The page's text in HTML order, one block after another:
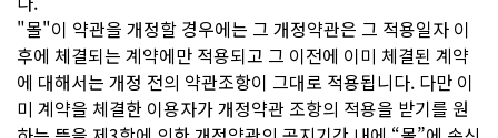
"몰"이 약관을 개정할 경우에는 그 개정약관은 그 적용일자 이
후에 체결되는 계약에만 적용되고 그 이전에 이미 체결된 계약
에 대해서는 개정 전의 약관조항이 그대로 적용됩니다. 다만 이
미 계약을 체결한 이용자가 개정약관 조항의 적용을 받기를 원